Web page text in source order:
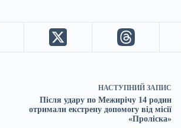
НАСТУПНИЙ ЗАПИС
Після удару по Межирічу 14 родин
отримали екстрену допомогу від місії
«Проліска»